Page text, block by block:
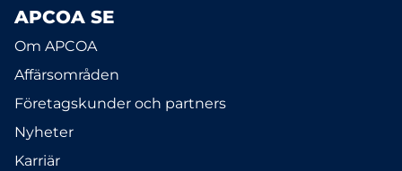
APCOA SE
Om APCOA
Affärsområden
Företagskunder och partners
Nyheter
Karriär